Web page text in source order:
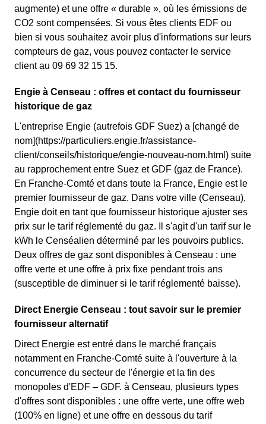
augmente) et une offre « durable », où les émissions de
CO2 sont compensées. Si vous êtes clients EDF ou
bien si vous souhaitez avoir plus d'informations sur leurs
compteurs de gaz, vous pouvez contacter le service
client au 09 69 32 15 15.
Engie à Censeau : offres et contact du fournisseur
historique de gaz
L'entreprise Engie (autrefois GDF Suez) a [changé de
nom](https://particuliers.engie.fr/assistance-
client/conseils/historique/engie-nouveau-nom.html) suite
au rapprochement entre Suez et GDF (gaz de France).
En Franche-Comté et dans toute la France, Engie est le
premier fournisseur de gaz. Dans votre ville (Censeau),
Engie doit en tant que fournisseur historique ajuster ses
prix sur le tarif réglementé du gaz. Il s'agit d'un tarif sur le
kWh le Censéalien déterminé par les pouvoirs publics.
Deux offres de gaz sont disponibles à Censeau : une
offre verte et une offre à prix fixe pendant trois ans
(susceptible de diminuer si le tarif réglementé baisse).
Direct Energie Censeau : tout savoir sur le premier
fournisseur alternatif
Direct Energie est entré dans le marché français
notamment en Franche-Comté suite à l'ouverture à la
concurrence du secteur de l'énergie et la fin des
monopoles d'EDF – GDF. à Censeau, plusieurs types
d'offres sont disponibles : une offre verte, une offre web
(100% en ligne) et une offre en dessous du tarif